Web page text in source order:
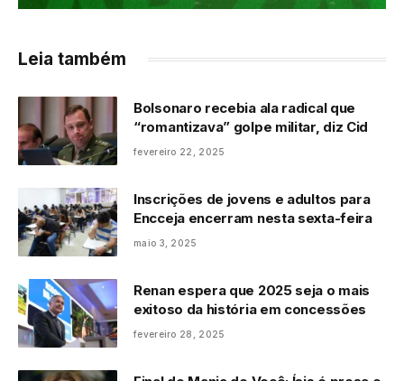
Leia também
Bolsonaro recebia ala radical que
“romantizava” golpe militar, diz Cid
fevereiro 22, 2025
Inscrições de jovens e adultos para
Encceja encerram nesta sexta-feira
maio 3, 2025
Renan espera que 2025 seja o mais
exitoso da história em concessões
fevereiro 28, 2025